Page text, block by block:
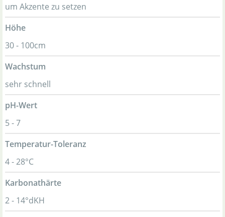
um Akzente zu setzen
Höhe
30 - 100cm
Wachstum
sehr schnell
pH-Wert
5 - 7
Temperatur-Toleranz
4 - 28°C
Karbonathärte
2 - 14°dKH